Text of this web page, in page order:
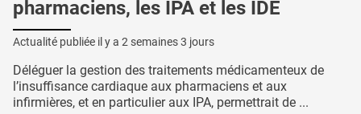
pharmaciens, les IPA et les IDE
Actualité publiée il y a 2 semaines 3 jours
Déléguer la gestion des traitements médicamenteux de
l’insuffisance cardiaque aux pharmaciens et aux
infirmières, et en particulier aux IPA, permettrait de ...